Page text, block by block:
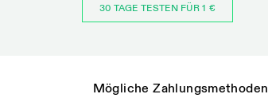
30 TAGE TESTEN FÜR 1 €
Mögliche Zahlungsmethoden